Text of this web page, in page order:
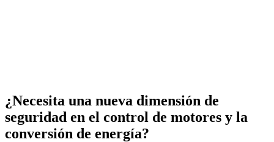
¿Necesita una nueva dimensión de
seguridad en el control de motores y la
conversión de energía?